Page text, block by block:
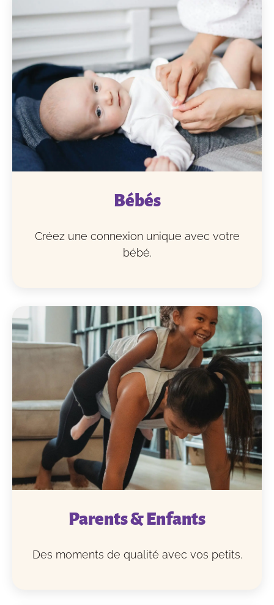
Bébés
Créez une connexion unique avec votre
bébé.
Parents & Enfants
Des moments de qualité avec vos petits.